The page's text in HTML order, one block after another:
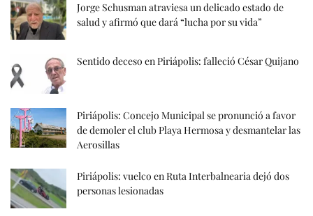
Jorge Schusman atraviesa un delicado estado de
salud y afirmó que dará “lucha por su vida”
Sentido deceso en Piriápolis: falleció César Quijano
Piriápolis: Concejo Municipal se pronunció a favor
de demoler el club Playa Hermosa y desmantelar las
Aerosillas
Piriápolis: vuelco en Ruta Interbalnearia dejó dos
personas lesionadas